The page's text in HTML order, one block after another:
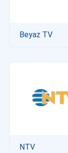
Beyaz TV
NTV